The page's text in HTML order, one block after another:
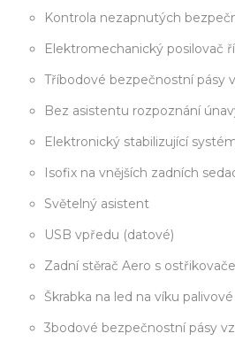
Kontrola nezapnutých
Elektromechanický posilovač
Tříbodové bezpečnostní pásy
Bez asistentu rozpoznání
Elektronický stabilizující
Isofix na vnějších zadních
Světelný asistent
USB vpředu (datové)
Zadní stěrač Aero s
Škrabka na led na víku
3bodové bezpečnostní pásy